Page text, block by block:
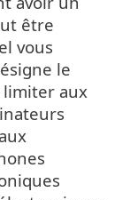
être
vous
le
limiter aux